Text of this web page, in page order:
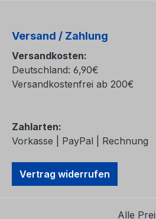
Versand / Zahlung
Versandkosten:
Deutschland: 6,90€
Versandkostenfrei ab 200€
Zahlarten:
Vorkasse | PayPal | Rechnung
Vertrag widerrufen
Alle